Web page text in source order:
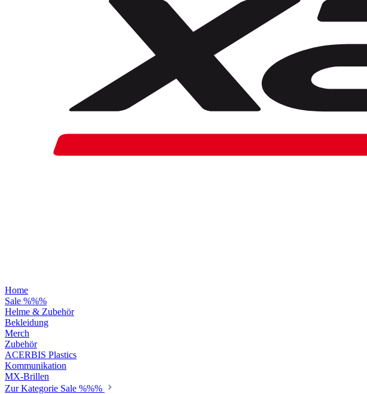
Home
Sale %%%
Helme & Zubehör
Bekleidung
Merch
Zubehör
ACERBIS Plastics
Kommunikation
MX-Brillen
Zur Kategorie Sale %%%